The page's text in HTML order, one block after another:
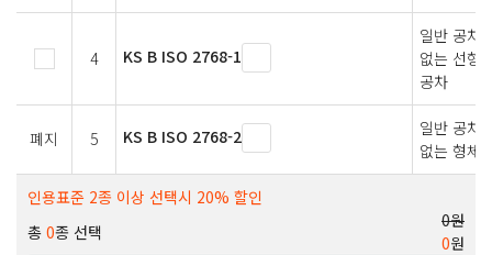
4 KS B ISO 2768-1
일반 공차
없는 선형
공차
폐지 5 KS B ISO 2768-2
일반 공차
없는 형체
인용표준 2종 이상 선택시 20% 할인
총 0종 선택
0원
0원